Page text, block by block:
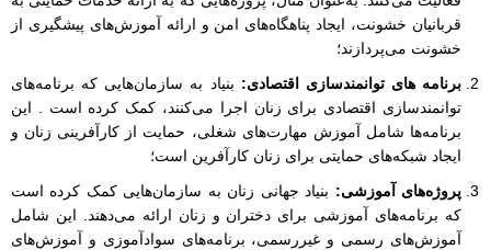
قربانیان خشونت، ایجاد پناهگاه‌های امن و ارائه آموزش‌های پیشگیری از
خشونت می‌پردازند؛
برنامه های توانمندسازی اقتصادی: بنیاد به سازمان‌هایی که برنامه‌های
توانمندسازی اقتصادی برای زنان اجرا می‌کنند، کمک کرده است . این
برنامه‌ها شامل آموزش مهارت‌های شغلی، حمایت از کارآفرینی زنان و
ایجاد شبکه‌های حمایتی برای زنان کارآفرین است؛
پروژه‌های آموزشی: بنیاد جهانی زنان به سازمان‌هایی کمک کرده است
که برنامه‌های آموزشی برای دختران و زنان ارائه می‌دهند. این شامل
آموزش‌های رسمی و غیررسمی، برنامه‌های سوادآموزی و آموزش‌های